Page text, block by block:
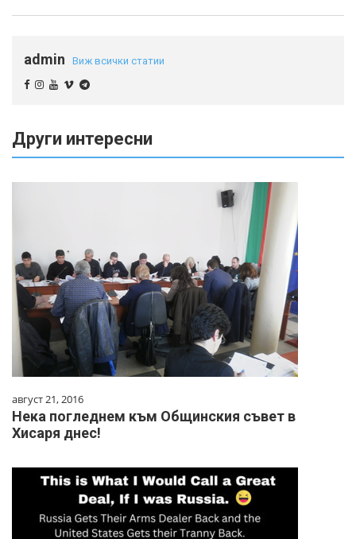
admin Виж всички статии
Други интересни
август 21, 2016
Нека погледнем към Общинския съвет в
Хисаря днес!